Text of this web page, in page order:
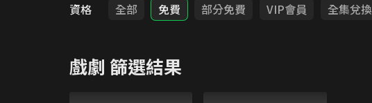
資格
全部 免費 部分免費 VIP會員 全集兌換
戲劇 篩選結果